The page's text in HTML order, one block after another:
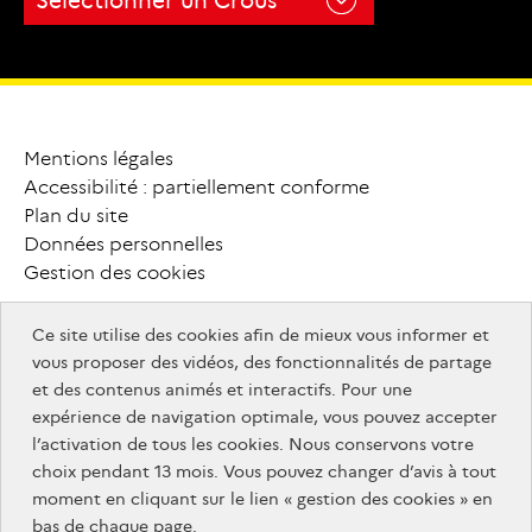
MesServices.etudiant.gouv.fr
monmaster.gouv.fr
monmaster.gouv.fr
Pied
de
page
Mentions légales
Accessibilité : partiellement conforme
Plan du site
Données personnelles
Gestion des cookies
Footer
autres
sites
info.gouv.fr
service-public.gouv.fr
info.gouv.fr
legifrance.gouv.fr
service-
public.gouv.fr
info.gouv.fr
data.gouv.fr legifrance.gouv.fr
service-
public.gouv.fr
Ce site utilise des cookies afin de mieux vous informer et
vous proposer des vidéos, des fonctionnalités de partage
et des contenus animés et interactifs. Pour une
expérience de navigation optimale, vous pouvez accepter
l’activation de tous les cookies. Nous conservons votre
choix pendant 13 mois. Vous pouvez changer d’avis à tout
moment en cliquant sur le lien « gestion des cookies » en
bas de chaque page.